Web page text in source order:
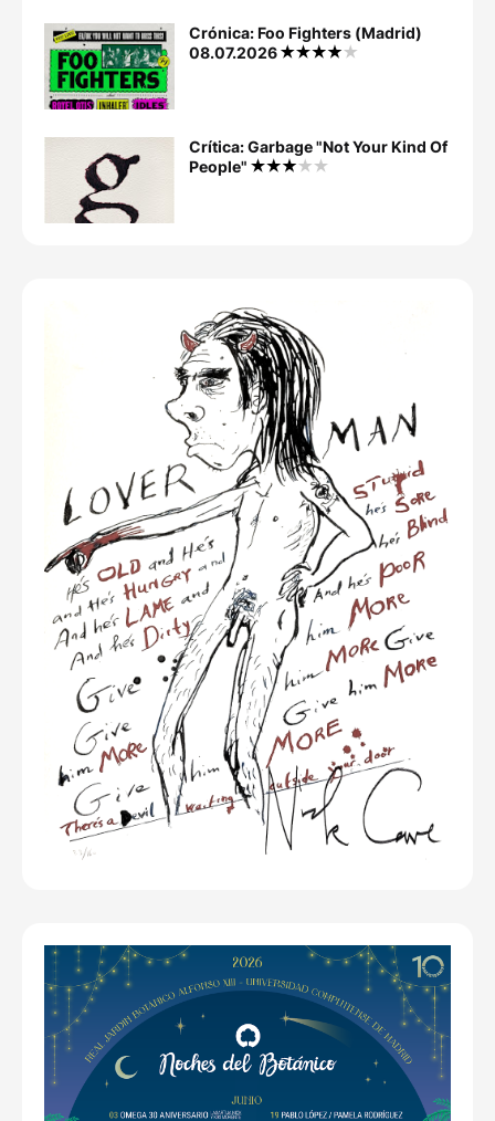
Crónica: Foo Fighters (Madrid)
08.07.2026
Crítica: Garbage "Not Your Kind Of
People"